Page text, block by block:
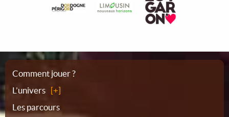
Plan
du
Comment jouer ?
L’univers
Les parcours